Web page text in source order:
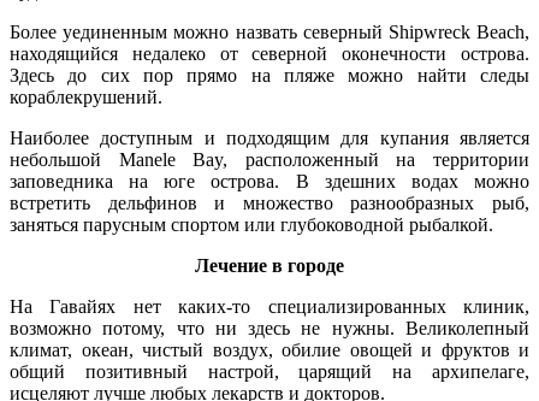
Более уединенным можно назвать северный Shipwreck Beach,
находящийся недалеко от северной оконечности острова.
Здесь до сих пор прямо на пляже можно найти следы
кораблекрушений.
Наиболее доступным и подходящим для купания является
небольшой Manele Bay, расположенный на территории
заповедника на юге острова. В здешних водах можно
встретить дельфинов и множество разнообразных рыб,
заняться парусным спортом или глубоководной рыбалкой.
Лечение в городе
На Гавайях нет каких-то специализированных клиник,
возможно потому, что ни здесь не нужны. Великолепный
климат, океан, чистый воздух, обилие овощей и фруктов и
общий позитивный настрой, царящий на архипелаге,
исцеляют лучше любых лекарств и докторов.